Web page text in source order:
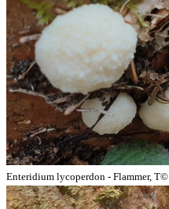
Enteridium lycoperdon - Flammer, T©